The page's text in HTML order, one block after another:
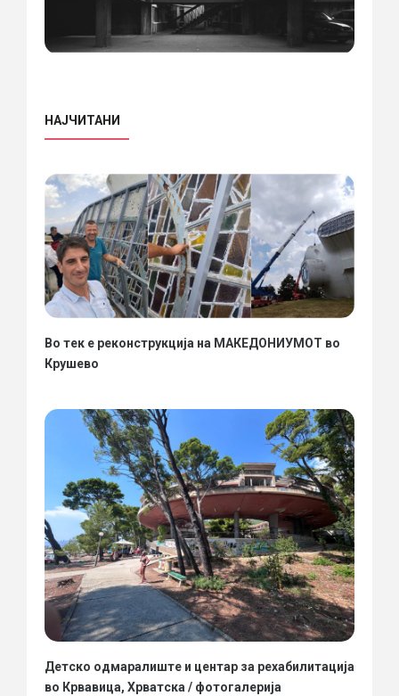
НАЈЧИТАНИ
Во тек е реконструкција на МАКЕДОНИУМОТ во
Крушево
Детско одмаралиште и центар за рехабилитација
во Крвавица, Хрватска / фотогалерија